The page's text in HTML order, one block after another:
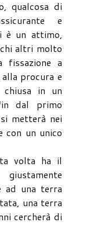
qualcosa di
e
è un attimo,
altri molto
fissazione a
procura e
in un
dal primo
metterà nei
con un unico
volta ha il
ad una terra
una terra
cercherà di